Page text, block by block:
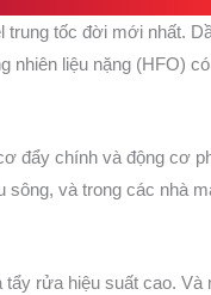
trung tốc đời mới nhất.
nhiên liệu nặng (HFO)
đẩy chính và động cơ
sông, và trong các nhà
rửa hiệu suất cao. Và